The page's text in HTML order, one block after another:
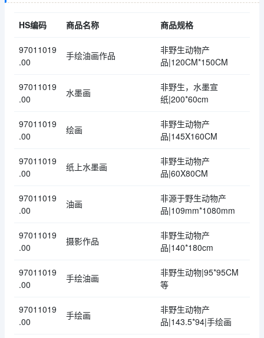
HS编码 商品名称 商品规格
97011019
.00
手绘油画作品
非野生动物产
品|120CM*150CM
97011019
.00
水墨画
非野生，水墨宣
纸|200*60cm
97011019
.00
绘画
非野生动物产
品|145X160CM
97011019
.00
纸上水墨画
非野生动物产
品|60X80CM
97011019
.00
油画
非源于野生动物产
品|109mm*1080mm
97011019
.00
摄影作品
非野生动物产
品|140*180cm
97011019
.00
手绘油画
非野生动物|95*95CM
等
97011019
.00
手绘画
非野生动物产
品|143.5*94|手绘画